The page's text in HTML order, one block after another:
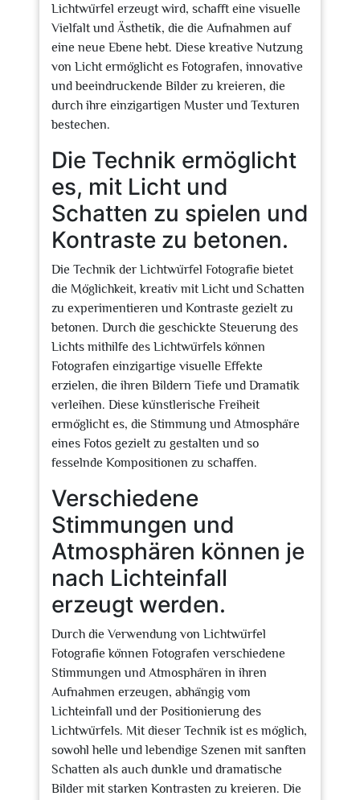
Lichtwürfel erzeugt wird, schafft eine visuelle
Vielfalt und Ästhetik, die die Aufnahmen auf
eine neue Ebene hebt. Diese kreative Nutzung
von Licht ermöglicht es Fotografen, innovative
und beeindruckende Bilder zu kreieren, die
durch ihre einzigartigen Muster und Texturen
bestechen.
Die Technik ermöglicht
es, mit Licht und
Schatten zu spielen und
Kontraste zu betonen.
Die Technik der Lichtwürfel Fotografie bietet
die Möglichkeit, kreativ mit Licht und Schatten
zu experimentieren und Kontraste gezielt zu
betonen. Durch die geschickte Steuerung des
Lichts mithilfe des Lichtwürfels können
Fotografen einzigartige visuelle Effekte
erzielen, die ihren Bildern Tiefe und Dramatik
verleihen. Diese künstlerische Freiheit
ermöglicht es, die Stimmung und Atmosphäre
eines Fotos gezielt zu gestalten und so
fesselnde Kompositionen zu schaffen.
Verschiedene
Stimmungen und
Atmosphären können je
nach Lichteinfall
erzeugt werden.
Durch die Verwendung von Lichtwürfel
Fotografie können Fotografen verschiedene
Stimmungen und Atmosphären in ihren
Aufnahmen erzeugen, abhängig vom
Lichteinfall und der Positionierung des
Lichtwürfels. Mit dieser Technik ist es möglich,
sowohl helle und lebendige Szenen mit sanften
Schatten als auch dunkle und dramatische
Bilder mit starken Kontrasten zu kreieren. Die